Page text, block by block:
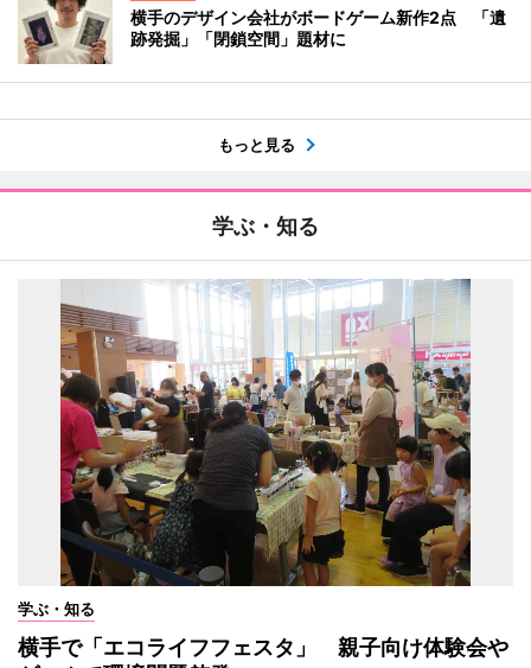
横手のデザイン会社がボードゲーム新作2点 「遺
跡発掘」「閉鎖空間」題材に
もっと見る
学ぶ・知る
学ぶ・知る
横手で「エコライフフェスタ」 親子向け体験会や